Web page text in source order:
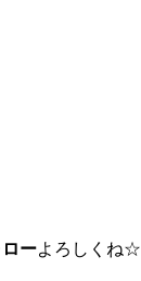
ーよろしくね☆